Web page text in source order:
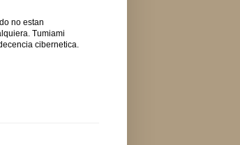
no estan
Tumiami
cibernetica.